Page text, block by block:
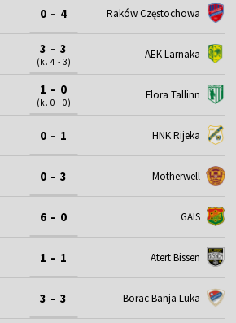
0 - 4 Raków Częstochowa
3 - 3
(k. 4 - 3)
AEK Larnaka
1 - 0
(k. 0 - 0)
Flora Tallinn
0 - 1 HNK Rijeka
0 - 3 Motherwell
6 - 0 GAIS
1 - 1 Atert Bissen
3 - 3 Borac Banja Luka